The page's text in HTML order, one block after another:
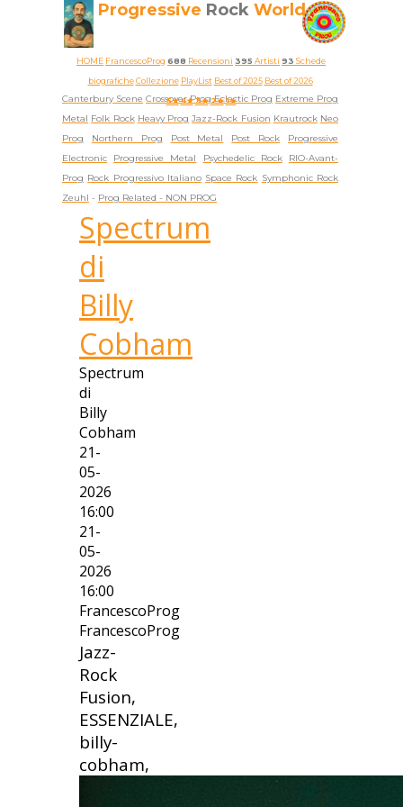
Progressive RockWorld
HOME FrancescoProg 688 Recensioni 395 Artisti 93 Schede
biografiche Collezione PlayList Best of 2025 Best of 2026
5★4★3★2★ 1★
Canterbury Scene Crossover Prog Eclectic Prog Extreme Prog
Metal Folk Rock Heavy Prog Jazz-Rock Fusion Krautrock Neo
Prog
Northern Prog Post Metal Post Rock
Progressive
Electronic
Progressive Metal Psychedelic Rock
RIO-Avant-
Prog Rock Progressivo Italiano Space Rock Symphonic Rock
Zeuhl - Prog Related - NON PROG
Spectrum
di
Billy
Cobham
Spectrum
di
Billy
Cobham
21-
05-
2026
16:00
21-
05-
2026
16:00
FrancescoProg
FrancescoProg
Jazz-
Rock
Fusion,
ESSENZIALE,
billy-
cobham,